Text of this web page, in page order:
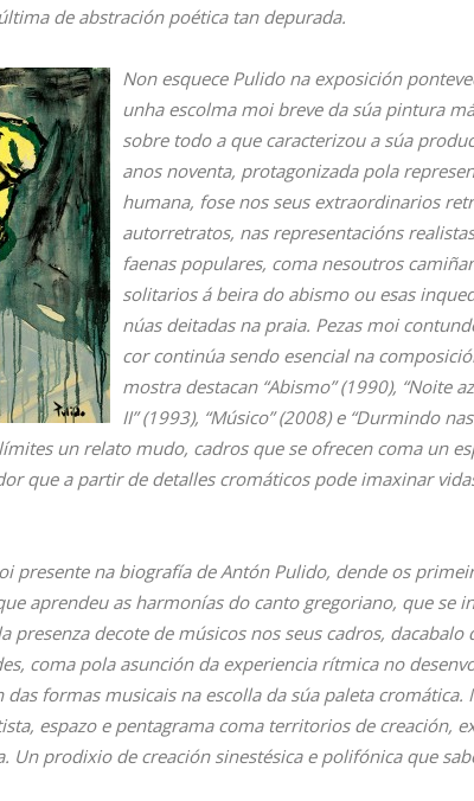
de abstración poética tan depurada.
Non esquece Pulido na exposición
unha escolma moi breve da súa pintura
sobre todo a que caracterizou a súa
anos noventa, protagonizada pola
humana, fose nos seus extraordinarios
autorretratos, nas representacións
faenas populares, coma nesoutros
solitarios á beira do abismo ou esas
núas deitadas na praia. Pezas moi
cor continúa sendo esencial na
mostra destacan “Abismo” (1990), “Noite
II” (1993), “Músico” (2008) e “Durmindo
un relato mudo, cadros que se ofrecen coma un
que a partir de detalles cromáticos pode imaxinar
presente na biografía de Antón Pulido, dende os
aprendeu as harmonías do canto gregoriano, que se
presenza decote de músicos nos seus cadros, dacabalo
coma pola asunción da experiencia rítmica no
formas musicais na escolla da súa paleta cromática.
espazo e pentagrama coma territorios de creación,
Un prodixio de creación sinestésica e polifónica que